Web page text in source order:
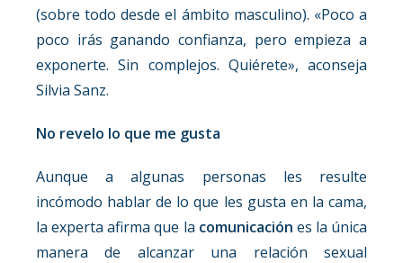
(sobre todo desde el ámbito masculino). «Poco a
poco irás ganando confianza, pero empieza a
exponerte. Sin complejos. Quiérete», aconseja
Silvia Sanz.
No revelo lo que me gusta
Aunque a algunas personas les resulte
incómodo hablar de lo que les gusta en la cama,
la experta afirma que la comunicación es la única
manera de alcanzar una relación sexual